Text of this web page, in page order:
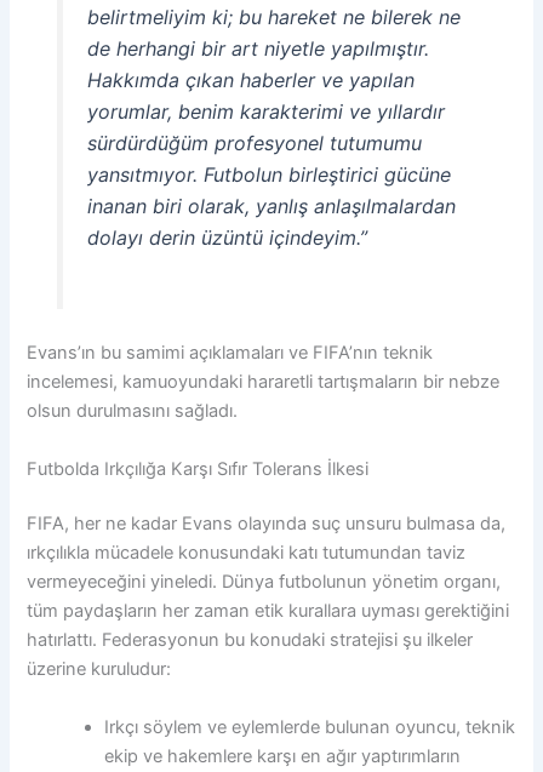
belirtmeliyim ki; bu hareket ne bilerek ne
de herhangi bir art niyetle yapılmıştır.
Hakkımda çıkan haberler ve yapılan
yorumlar, benim karakterimi ve yıllardır
sürdürdüğüm profesyonel tutumumu
yansıtmıyor. Futbolun birleştirici gücüne
inanan biri olarak, yanlış anlaşılmalardan
dolayı derin üzüntü içindeyim.”
Evans’ın bu samimi açıklamaları ve FIFA’nın teknik
incelemesi, kamuoyundaki hararetli tartışmaların bir nebze
olsun durulmasını sağladı.
Futbolda Irkçılığa Karşı Sıfır Tolerans İlkesi
FIFA, her ne kadar Evans olayında suç unsuru bulmasa da,
ırkçılıkla mücadele konusundaki katı tutumundan taviz
vermeyeceğini yineledi. Dünya futbolunun yönetim organı,
tüm paydaşların her zaman etik kurallara uyması gerektiğini
hatırlattı. Federasyonun bu konudaki stratejisi şu ilkeler
üzerine kuruludur:
Irkçı söylem ve eylemlerde bulunan oyuncu, teknik
ekip ve hakemlere karşı en ağır yaptırımların